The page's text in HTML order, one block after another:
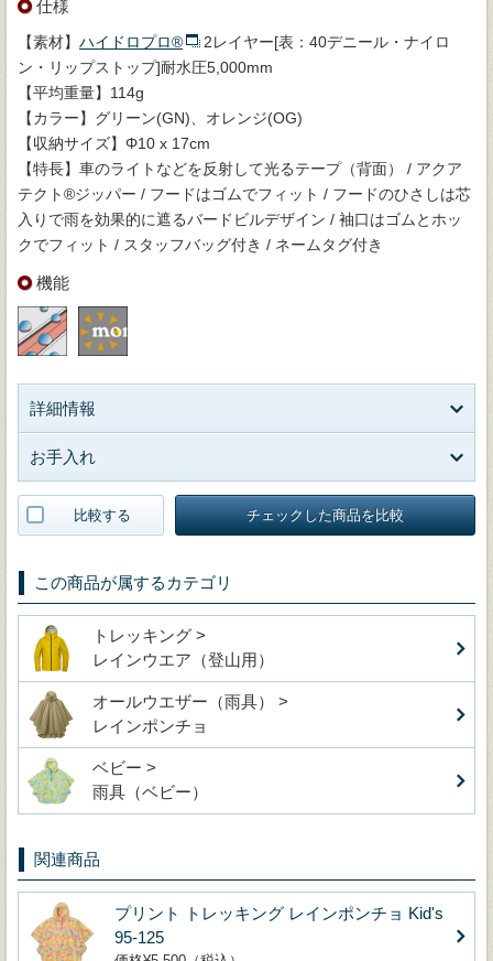
仕様
【素材】 ハイドロプロ®
2レイヤー[表：40デニール・ナイロ
ン・リップストップ]耐水圧5,000mm
【平均重量】114g
【カラー】グリーン(GN)、オレンジ(OG)
【収納サイズ】Φ10 x 17cm
【特長】車のライトなどを反射して光るテープ（背面） / アクア
テクト®ジッパー / フードはゴムでフィット / フードのひさしは芯
入りで雨を効果的に遮るバードビルデザイン / 袖口はゴムとホッ
クでフィット / スタッフバッグ付き / ネームタグ付き
機能
詳細情報
お手入れ
比較する チェックした商品を比較
この商品が属するカテゴリ
トレッキング >
レインウエア（登山用）
オールウエザー（雨具） >
レインポンチョ
ベビー >
雨具（ベビー）
関連商品
プリント トレッキング レインポンチョ Kid's
95-125